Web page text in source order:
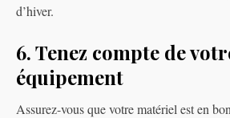
d’hiver.
6. Tenez compte de
équipement
Assurez-vous que votre matériel est en